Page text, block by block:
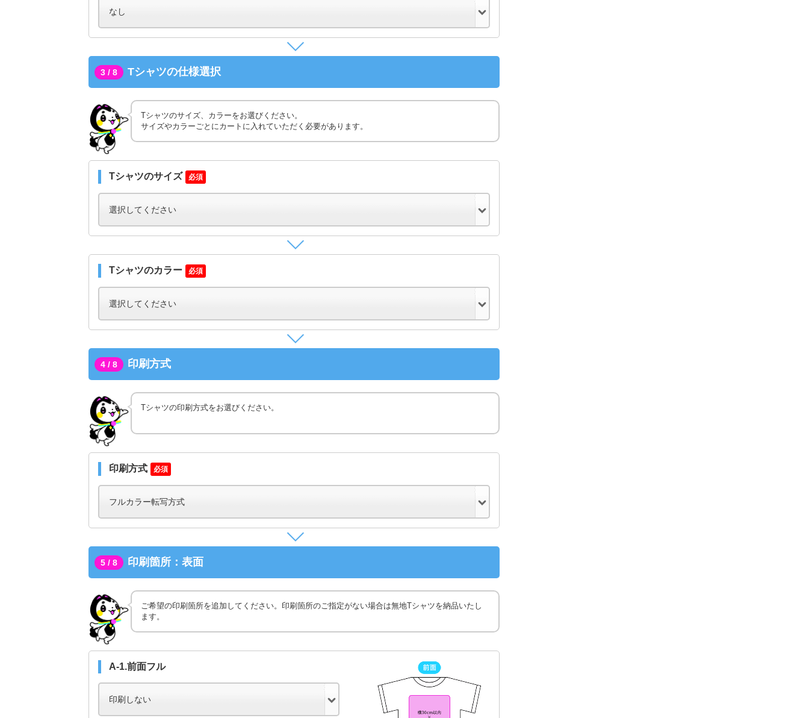
3 / 8 Tシャツの仕様選択
Tシャツのサイズ、カラーをお選びください。
サイズやカラーごとにカートに入れていただく必要があります。
Tシャツのサイズ 必須
Tシャツのカラー 必須
4 / 8 印刷方式
Tシャツの印刷方式をお選びください。
印刷方式 必須
5 / 8 印刷箇所：表面
ご希望の印刷箇所を追加してください。印刷箇所のご指定がない場合は無地Tシャツを納品いたし
ます。
A-1.前面フル